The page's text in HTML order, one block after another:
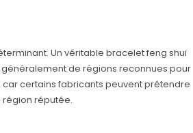
Un véritable bracelet feng shui
de régions reconnues pour
certains fabricants peuvent prétendre
réputée.